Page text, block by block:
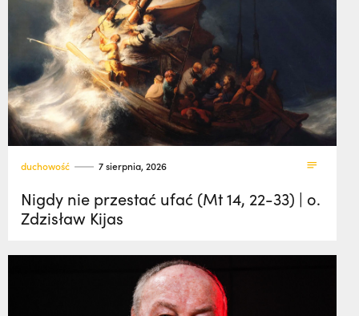
duchowość 7 sierpnia, 2026
Nigdy nie przestać ufać (Mt 14, 22-33) | o.
Zdzisław Kijas